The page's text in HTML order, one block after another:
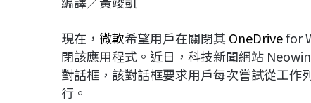
c
b
o
o
n
a
d
s
e
d
I
L
i
n
現在， 微軟希望用戶在關閉其 OneDrivefor
閉該應用程式。近日，科技新聞網站
對話框，該對話框要求用戶每次嘗試從工作
行。